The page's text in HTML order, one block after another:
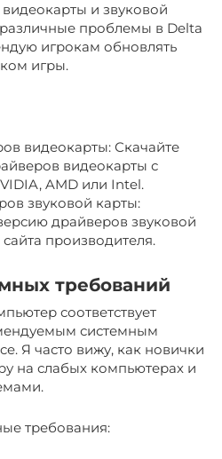
и звуковой
проблемы в Delta
игрокам обновлять
игры.
видеокарты: Скачайте
видеокарты с
AMD или Intel.
звуковой карты:
драйверов звуковой
производителя.
требований
соответствует
системным
Я часто вижу, как новички
на слабых компьютерах и
требования: